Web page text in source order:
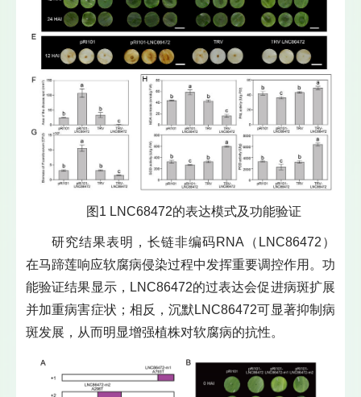
图1 LNC68472的表达模式及功能验证
研究结果表明，长链非编码RNA（LNC86472）
在马蹄莲响应软腐病侵染过程中发挥重要调控作用。功
能验证结果显示，LNC86472的过表达会促进病斑扩展
并加重病害症状；相反，沉默LNC86472可显著抑制病
斑发展，从而明显增强植株对软腐病的抗性。